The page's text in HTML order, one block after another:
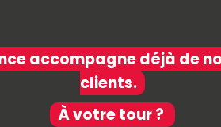
accompagne déjà de
clients.
À votre tour ?